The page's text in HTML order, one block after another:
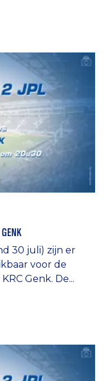
30 juli) zijn er
voor de
Genk. De...